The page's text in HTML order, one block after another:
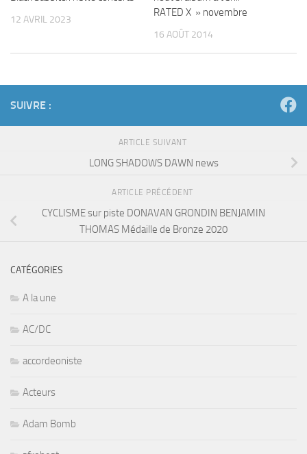
12 AVRIL 2023
RATED X » novembre
16 AOÛT 2014
SUIVRE :
ARTICLE SUIVANT
LONG SHADOWS DAWN news
ARTICLE PRÉCÉDENT
CYCLISME sur piste DONAVAN GRONDIN BENJAMIN
THOMAS Médaille de Bronze 2020
CATÉGORIES
A la une
AC/DC
accordeoniste
Acteurs
Adam Bomb